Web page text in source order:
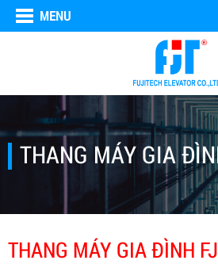
MENU
THANG MÁY GIA
THANG MÁY GIA ĐÌNH